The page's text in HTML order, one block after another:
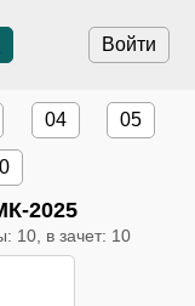
Войти
04 05
2025
10, в зачет: 10